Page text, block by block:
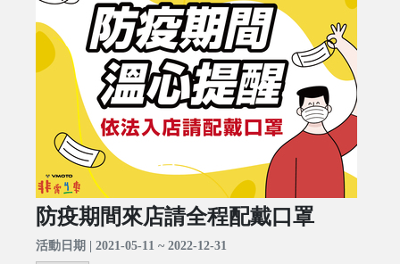
防疫期間來店請全程配戴口罩
活動日期 | 2021-05-11 ~ 2022-12-31